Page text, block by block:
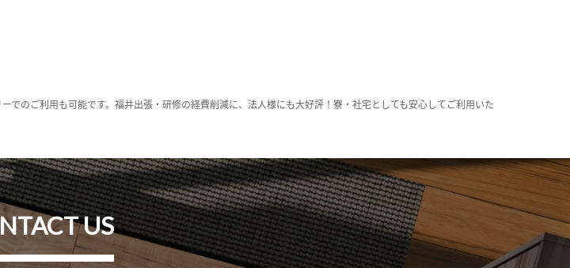
のご利用も可能です。福井出張・研修の経費削減に、法人様にも大好評！寮・社宅としても安心してご利用いた
US